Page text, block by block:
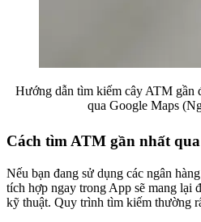
Hướng dẫn tìm kiếm cây ATM gần
qua Google Maps
Cách tìm ATM gần nhất
Nếu bạn đang sử dụng các ngân
tích hợp ngay trong App sẽ mang lại
kỹ thuật. Quy trình tìm kiếm thường